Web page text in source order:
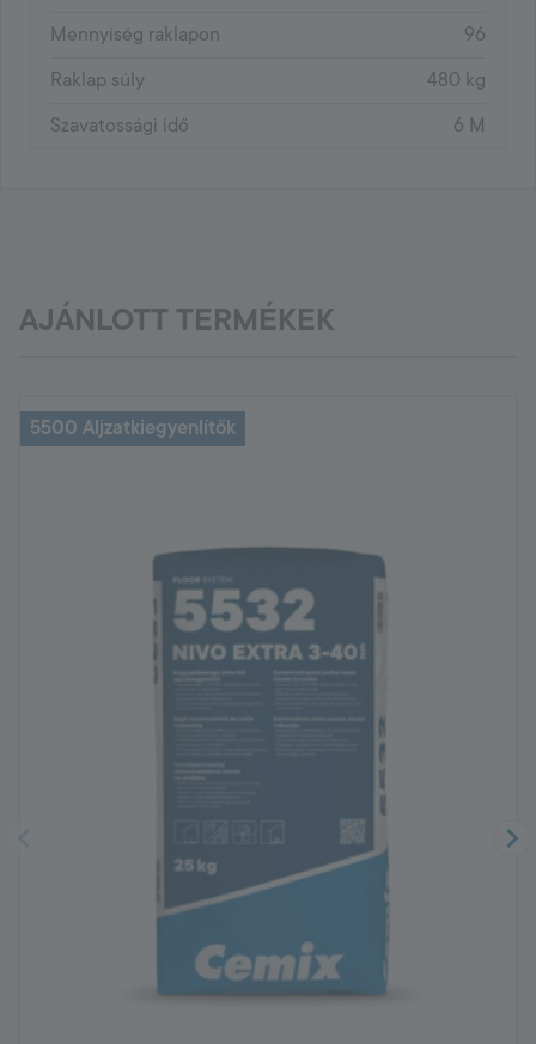
Mennyiség raklapon
96
Raklap súly
480 kg
Szavatossági idő
6 M
AJÁNLOTT TERMÉKEK
5500 Aljzatkiegyenlítők